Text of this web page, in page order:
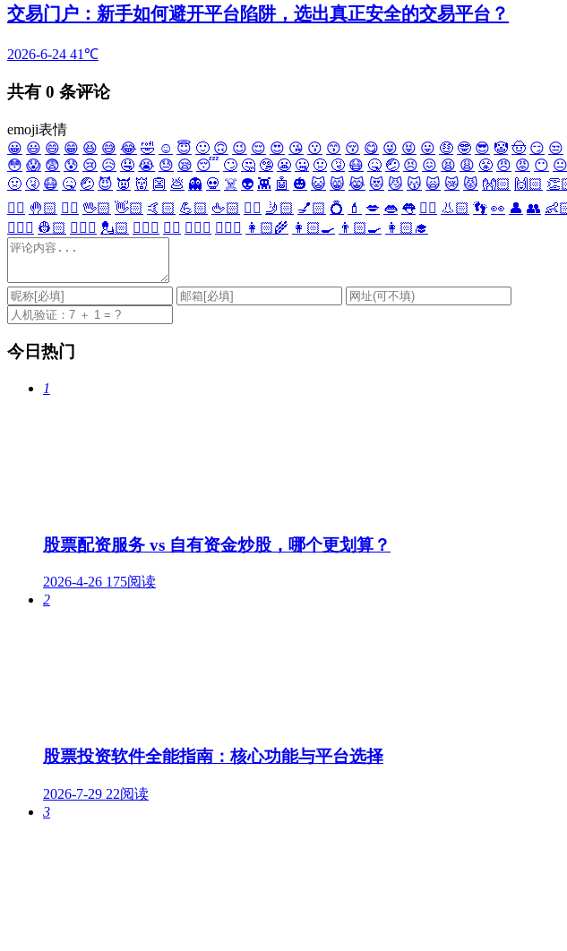
交易门户：新手如何避开平台陷阱，选出真正安全的交易平台？
2026-6-24 41℃
共有 0 条评论
emoji表情
😀 😃 😄 😁 😆 😅 😂 🤣 ☺️ 😇 🙂 🙃 😉 😌 😍 😘 😗 😙 😚 😋 😜 😝 😛 🤑 🤓 😎 🤡 🤠 😏 😒
😳 😱 😨 😰 😢 😥 🤤 😭 😓 😪 😴 🙄 🤔 🤥 😬 🤐 🤢 🤧 😷 🤒 🤕 😣 😖 😫 😩 😤 😠 😡 😶 😐
🤢 🤧 😷 🤒 🤕 😈 👿 👹 👺 💩 👻 💀 ☠️ 👽 👾 🤖 🎃 😺 😸 😹 😻 😼 😽 🙀 😿 😾 👐🏻 🙌🏻
✋🏻 🤚🏻 🖐🏻 🖖🏻 👋🏻 🤙🏻 💪🏻 🖕🏻 ✍🏻 🤳🏻 💅🏻 💍 💄 💋 👄 👅 👂🏻 👃🏻 👣 👀 👤 👥
👷🏻‍♀️ 👷🏻 💂🏻‍♀️ 💂🏻 🕵🏻‍♀️ 🕵🏻 👩🏻‍⚕️ 👨🏻‍⚕️ 👩🏻‍🌾 👩🏻‍🍳 👨🏻‍🍳 👩🏻‍🎓
今日热门
1
股票配资服务 vs 自有资金炒股，哪个更划算？
2026-4-26 175阅读
2
股票投资软件全能指南：核心功能与平台选择
2026-7-29 22阅读
3